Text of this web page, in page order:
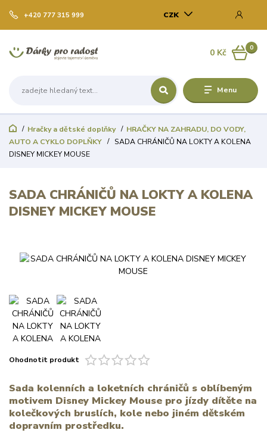
Menu
CZK
+420 777 315 999
0
0 Kč
Hračky a dětské doplňky
HRAČKY NA ZAHRADU, DO VODY,
AUTO A CYKLO DOPLŇKY
SADA CHRÁNIČŮ NA LOKTY A KOLENA
DISNEY MICKEY MOUSE
SADA CHRÁNIČŮ NA LOKTY A KOLENA
DISNEY MICKEY MOUSE
Ohodnotit produkt
Sada kolenních a loketních chráničů s oblíbeným
motivem Disney Mickey Mouse pro jízdy dítěte na
kolečkových bruslích, kole nebo jiném dětském
dopravním prostředku.